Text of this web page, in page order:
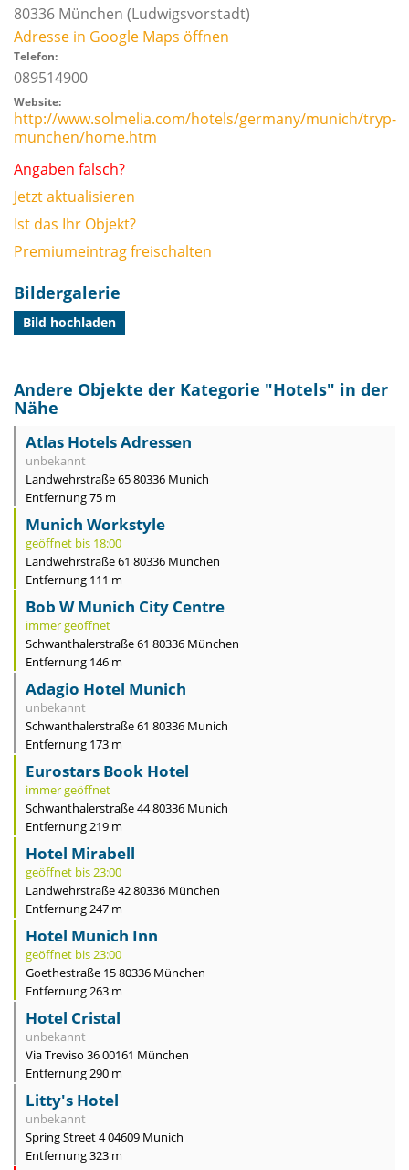
80336 München (Ludwigsvorstadt)
Adresse in Google Maps öffnen
Telefon:
089514900
Website:
http://www.solmelia.com/hotels/germany/munich/tryp-
munchen/home.htm
Angaben falsch?
Jetzt aktualisieren
Ist das Ihr Objekt?
Premiumeintrag freischalten
Bildergalerie
Bild hochladen
Andere Objekte der Kategorie "Hotels" in der
Nähe
Atlas Hotels Adressen
unbekannt
Landwehrstraße 65 80336 Munich
Entfernung 75 m
Munich Workstyle
geöffnet bis 18:00
Landwehrstraße 61 80336 München
Entfernung 111 m
Bob W Munich City Centre
immer geöffnet
Schwanthalerstraße 61 80336 München
Entfernung 146 m
Adagio Hotel Munich
unbekannt
Schwanthalerstraße 61 80336 Munich
Entfernung 173 m
Eurostars Book Hotel
immer geöffnet
Schwanthalerstraße 44 80336 Munich
Entfernung 219 m
Hotel Mirabell
geöffnet bis 23:00
Landwehrstraße 42 80336 München
Entfernung 247 m
Hotel Munich Inn
geöffnet bis 23:00
Goethestraße 15 80336 München
Entfernung 263 m
Hotel Cristal
unbekannt
Via Treviso 36 00161 München
Entfernung 290 m
Litty's Hotel
unbekannt
Spring Street 4 04609 Munich
Entfernung 323 m